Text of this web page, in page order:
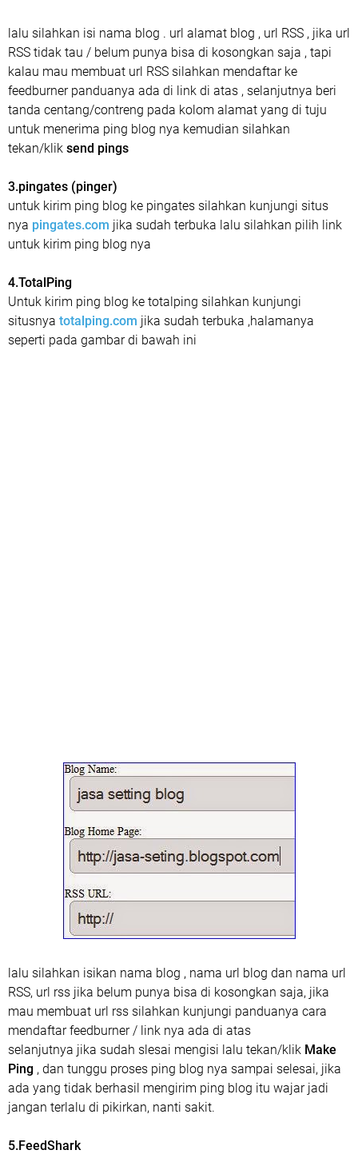
lalu silahkan isi nama blog . url alamat blog , url RSS , jika url
RSS tidak tau / belum punya bisa di kosongkan saja , tapi
kalau mau membuat url RSS silahkan mendaftar ke
feedburner panduanya ada di link di atas , selanjutnya beri
tanda centang/contreng pada kolom alamat yang di tuju
untuk menerima ping blog nya kemudian silahkan
tekan/klik send pings
3.pingates (pinger)
untuk kirim ping blog ke pingates silahkan kunjungi situs
nya pingates.com jika sudah terbuka lalu silahkan pilih link
untuk kirim ping blog nya
4.TotalPing
Untuk kirim ping blog ke totalping silahkan kunjungi
situsnya totalping.com jika sudah terbuka ,halamanya
seperti pada gambar di bawah ini
lalu silahkan isikan nama blog , nama url blog dan nama url
RSS, url rss jika belum punya bisa di kosongkan saja, jika
mau membuat url rss silahkan kunjungi panduanya cara
mendaftar feedburner / link nya ada di atas
selanjutnya jika sudah slesai mengisi lalu tekan/klik Make
Ping , dan tunggu proses ping blog nya sampai selesai, jika
ada yang tidak berhasil mengirim ping blog itu wajar jadi
jangan terlalu di pikirkan, nanti sakit.
5.FeedShark